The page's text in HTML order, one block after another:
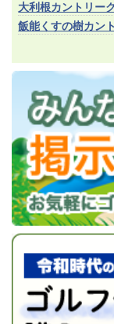
大利根カントリー
飯能くすの樹カン